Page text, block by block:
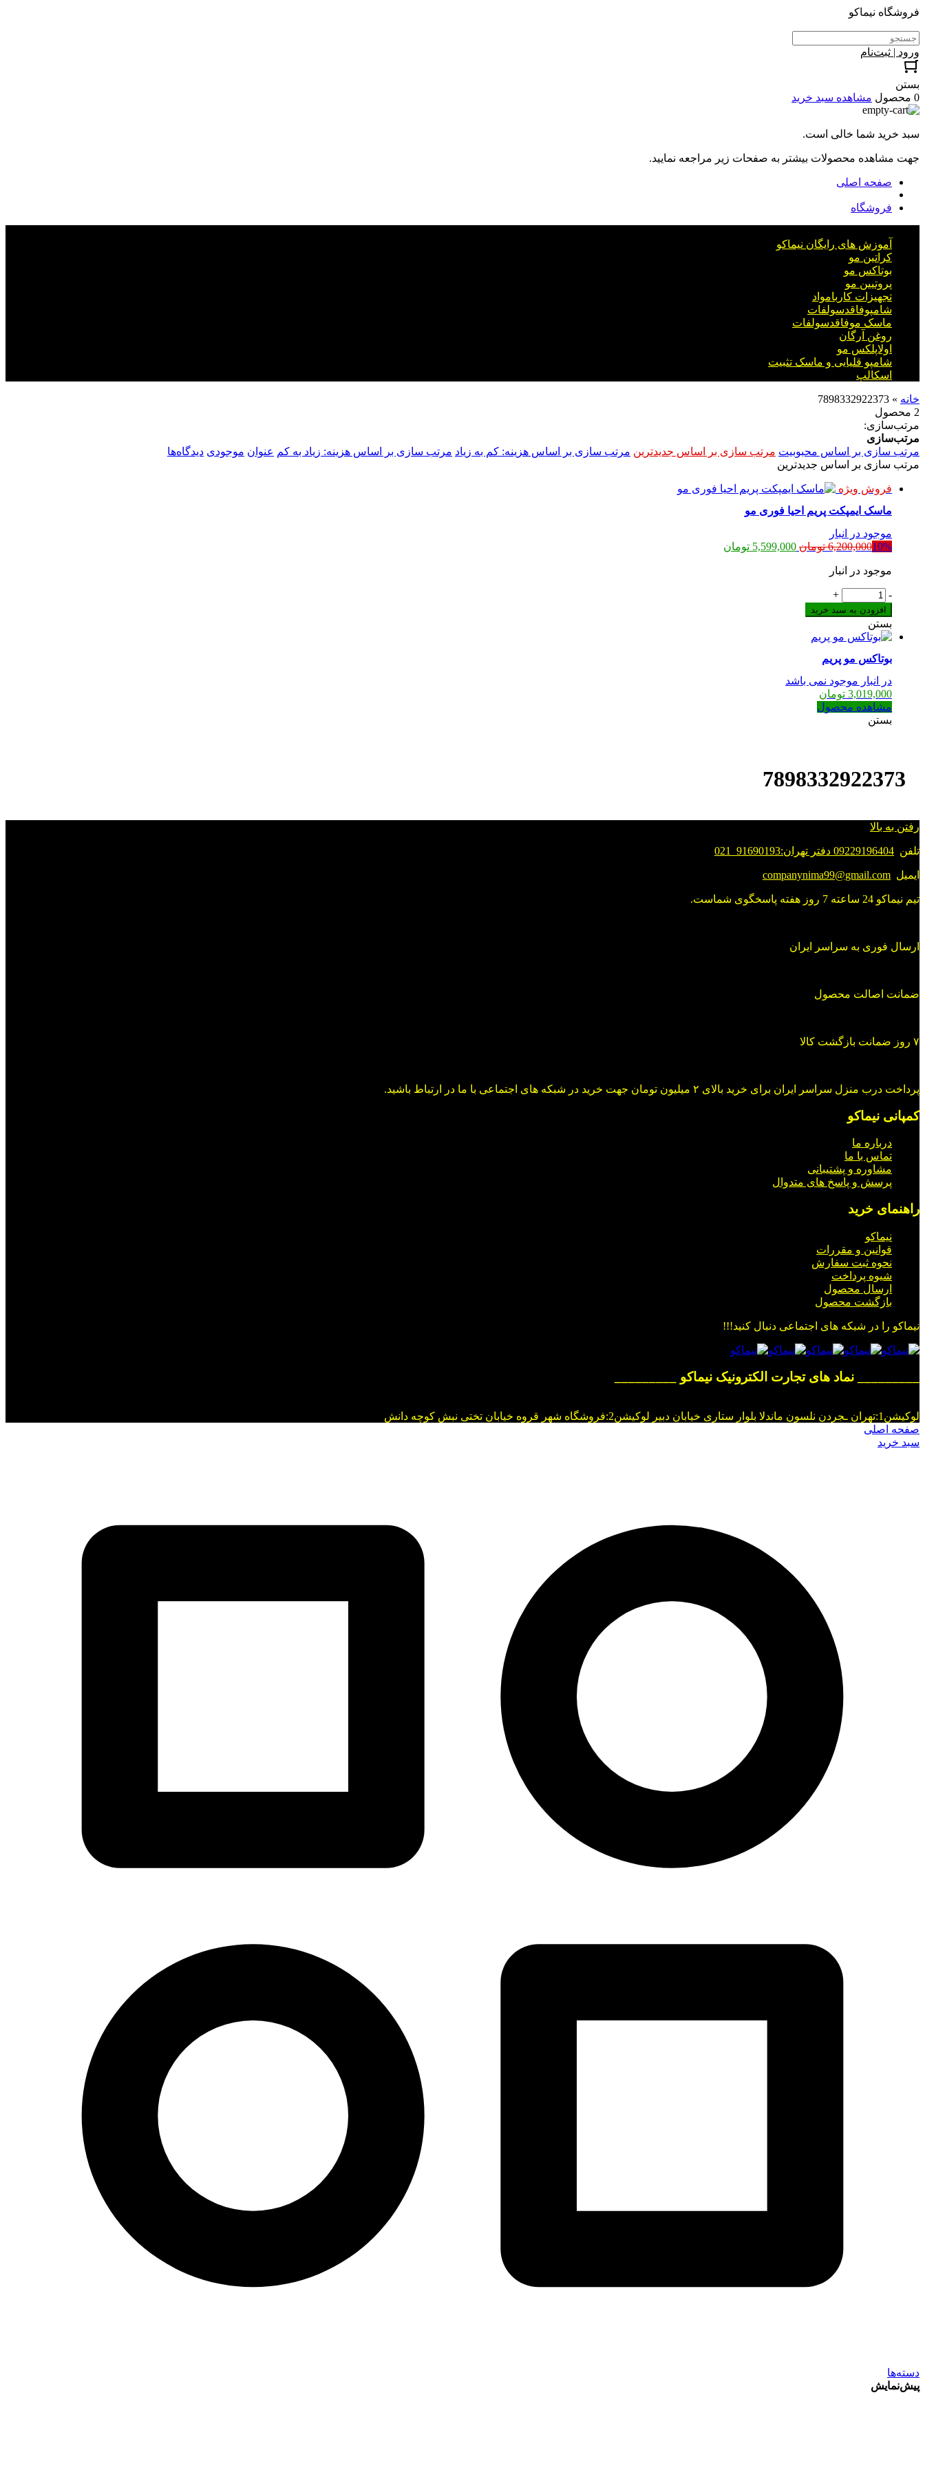
فروشگاه نیماکو
ورود | ثبت‌نام
بستن
0 محصول
مشاهده سبد خرید
سبد خرید شما خالی است.
جهت مشاهده محصولات بیشتر به صفحات زیر مراجعه نمایید.
صفحه اصلی
فروشگاه
آموزش های رایگان نیماکو
کراتین مو
بوتاکس مو
پروتیین مو
تجهیزات کاربامواد
شامپوفاقدسولفات
ماسک موفاقدسولفات
روغن آرگان
اولاپلکس مو
شامپو قلیایی و ماسک تثبیت
اسکالپ
خانه »
7898332922373
2 محصول
مرتب‌سازی:
مرتب‌سازی
مرتب سازی بر اساس محبوبیت مرتب سازی بر اساس جدیدترین مرتب سازی بر اساس هزینه: کم به زیاد مرتب سازی بر اساس هزینه: زیاد به کم عنوان موجودی دیدگاه‌ها
مرتب سازی بر اساس جدیدترین
فروش ویژه
ماسک ایمپکت پریم احیا فوری مو
موجود در انبار
10%
6,200,000 تومان قیمت
5,599,000 تومان
موجود در انبار
ماسک
ایمپکت
پریم
احیا
فوری
مو
-
+
افزودن به سبد خرید
بستن
بوتاکس مو پریم
در انبار موجود نمی باشد
3,019,000 تومان
مشاهده محصول
بستن
7898332922373
رفتن به بالا
تلفن 09229196404 دفتر تهران:91690193_021
ایمیل companynima99@gmail.com
تیم نیماکو 24 ساعته 7 روز هفته پاسخگوی شماست.
ارسال فوری به سراسر ایران
ضمانت اصالت محصول
۷ روز ضمانت بازگشت کالا
پرداخت درب منزل سراسر ایران برای خرید بالای ۲ میلیون تومان جهت خرید در شبکه های اجتماعی با ما در ارتباط باشید.
کمپانی نیماکو
درباره ما
تماس با ما
مشاوره و پشتیبانی
پرسش و پاسخ های متدوال
راهنمای خرید
نیماکو
قوانین و مقررات
نحوه ثبت سفارش
شیوه پرداخت
ارسال محصول
بازگشت محصول
نیماکو را در شبکه های اجتماعی دنبال کنید!!!
_________ نماد های تجارت الکترونیک نیماکو _________
لوکیشن1:تهران ـجردن نلسون ماندلا بلوار ستاری خیابان دبیر لوکیشن2:فروشگاه شهر قروه خیابان تختی نبش کوچه دانش
صفحه اصلی
سبد خرید
دسته‌ها
پیش‌نمایش